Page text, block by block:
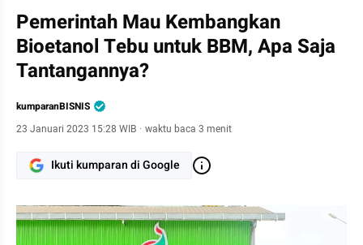
Pemerintah Mau Kembangkan
Bioetanol Tebu untuk BBM, Apa Saja
Tantangannya?
kumparanBISNIS
23 Januari 2023 15:28 WIB · waktu baca 3 menit
Ikuti kumparan di Google